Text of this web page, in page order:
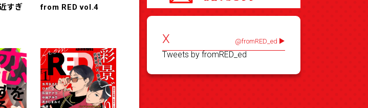
すぎ
from RED vol.4
X @fromRED_ed
Tweets by fromRED_ed